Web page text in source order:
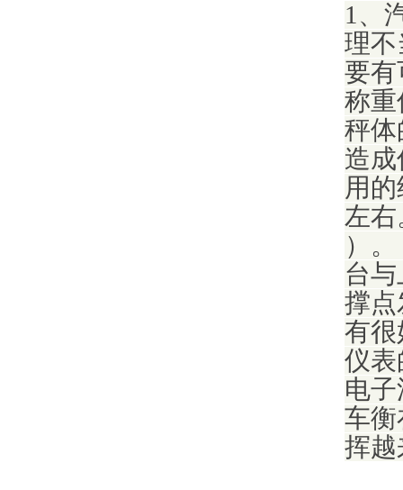
1、
理不
要有
称重
秤体
造
用
左
）
台
撑
有很
仪
电
车衡
挥越